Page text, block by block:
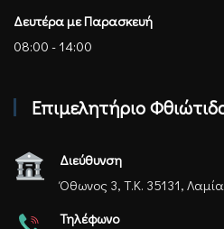
Δευτέρα με Παρασκευή
08:00 - 14:00
Επιμελητήριο
Διεύθυνση
Όθωνος 3, Τ.Κ. 35131, Λαμία
Τηλέφωνο